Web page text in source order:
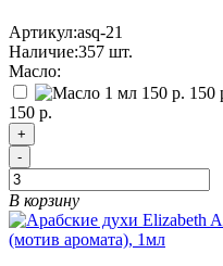
Артикул:asq-21
Наличие:357 шт.
Масло:
150
150 р.
+
-
В корзину